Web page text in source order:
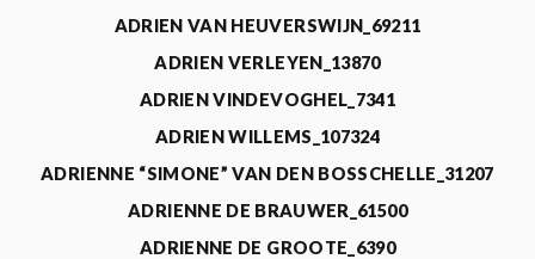
ADRIEN VAN HEUVERSWIJN_69211
ADRIEN VERLEYEN_13870
ADRIEN VINDEVOGHEL_7341
ADRIEN WILLEMS_107324
ADRIENNE “SIMONE” VAN DEN BOSSCHELLE_31207
ADRIENNE DE BRAUWER_61500
ADRIENNE DE GROOTE_6390